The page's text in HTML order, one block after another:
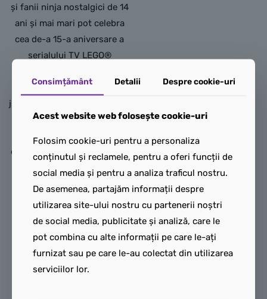
și fanii ninja nostalgici de 14
ani și mai mari pot celebra
cea de-a 15-a aniversare a
serialului TV LEGO®
impresionant robot de
jucărie, cu numeroase dotări.
Setul cu figurină de acțiune
LEGO® NINJAGO® Robotul
de Titan al lui Lloyd la a 15-a
aniversare (71860) este o
versiune îmbunătățită a
modelului original îndrăgit
de fani Robotul de Titan al
lui Lloyd (70676).
Acest robot de jucărie are
mai multe părți ale corpului
Revista LEGO
Ninjago NR. 3
Intră în lupta dintre bine și
rău cu
LEGO® NINJAGO® –
Consimțământ Detalii Despre cookie-uri
Acest website web folosește cookie-uri
Folosim cookie-uri pentru a personaliza
conținutul și reclamele, pentru a oferi funcții de
social media și pentru a analiza traficul nostru.
De asemenea, partajăm informații despre
utilizarea site-ului nostru cu partenerii noștri
de social media, publicitate și analiză, care le
pot combina cu alte informații pe care le-ați
furnizat sau pe care le-au colectat din utilizarea
serviciilor lor.